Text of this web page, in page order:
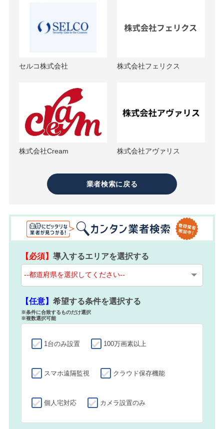
セルコ株式会社 株式会社フェリクス
株式会社Cream 株式会社アヴァリス
業者検索に戻る
【必須】導入するエリアを選択する
【任意】希望する条件を選択する
※条件に合致するものだけ選択
※複数選択可能
1台のみ設置 100万画素以上
スマホ遠隔監視 クラウド保存機能
個人宅対応 カメラ設置のみ